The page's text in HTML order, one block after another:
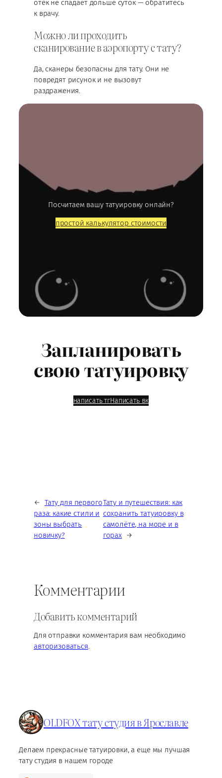
отёк не спадает дольше суток — обратитесь
к врачу.
Можно ли проходить
сканирование в аэропорту с тату?
Да, сканеры безопасны для тату. Они не
повредят рисунок и не вызовут
раздражения.
Посчитаем вашу татуировку онлайн?
простой калькулятор стоимости
Запланировать
свою татуировку
написать тгНаписать вк
← Тату для первого
раза: какие стили и
зоны выбрать
новичку?
Тату и путешествия: как
сохранить татуировку в
самолёте, на море и в
горах →
Комментарии
Добавить комментарий
Для отправки комментария вам необходимо
авторизоваться.
OLDFOX тату студия в Ярославле
Делаем прекрасные татуировки, а еще мы лучшая
тату студия в нашем городе